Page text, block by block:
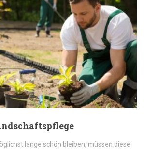
lange schön bleiben, müssen diese